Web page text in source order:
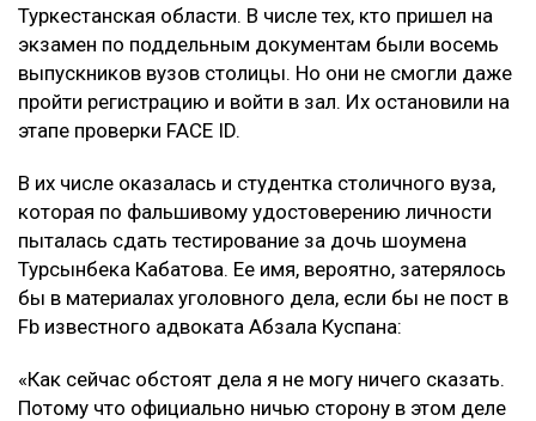
Туркестанская области. В числе тех, кто пришел на
экзамен по поддельным документам были восемь
выпускников вузов столицы. Но они не смогли даже
пройти регистрацию и войти в зал. Их остановили на
этапе проверки FACE ID.
В их числе оказалась и студентка столичного вуза,
которая по фальшивому удостоверению личности
пыталась сдать тестирование за дочь шоумена
Турсынбека Кабатова. Ее имя, вероятно, затерялось
бы в материалах уголовного дела, если бы не пост в
Fb известного адвоката Абзала Куспана:
«Как сейчас обстоят дела я не могу ничего сказать.
Потому что официально ничью сторону в этом деле